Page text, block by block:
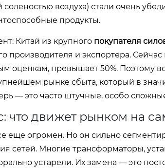
воздуха) стали очень
продукты.
Китай из крупного покупателя
производителя и экспортера.
оценкам, превышает 50%. Поэтому
рынке сбыта, который в
— это часто штучные, особо
что движет рынком на
еще огромен. Но он сильно
сетей. Многие трансформаторы,
устарели. Их замена — это